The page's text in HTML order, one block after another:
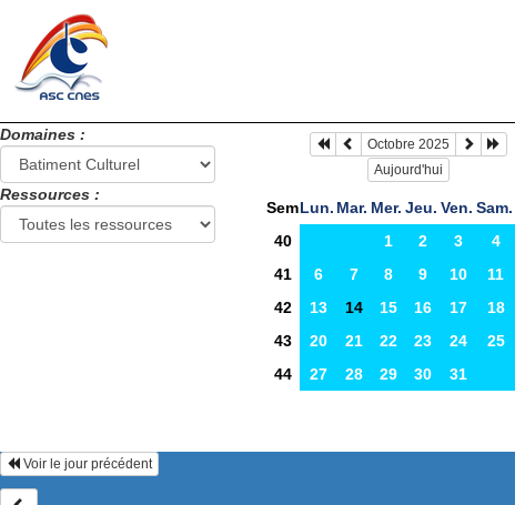
Domaines :
Ressources :
Octobre 2025
Aujourd'hui
SemLun. Mar. Mer. Jeu. Ven. Sam.
40
1 2 3 4
41
6 7 8 9 10 11
42
13 14 15 16 17 18
43
20 21 22 23 24 25
44
27 28 29 30 31
Voir le jour précédent